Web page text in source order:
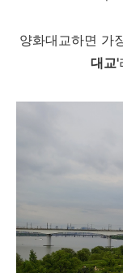
양화대교하면 가
대교'